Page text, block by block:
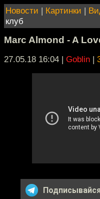
Новости | Картинки |
клуб
Marc Almond - A
27.05.18 16:04 | Goblin |